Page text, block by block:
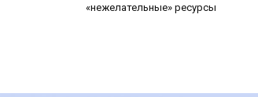
«нежелательные» ресурсы